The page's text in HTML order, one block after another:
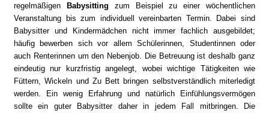
regelmäßigen Babysitting zum Beispiel zu einer wöchentlichen
Veranstaltung bis zum individuell vereinbarten Termin. Dabei sind
Babysitter und Kindermädchen nicht immer fachlich ausgebildet;
häufig bewerben sich vor allem Schülerinnen, Studentinnen oder
auch Renterinnen um den Nebenjob. Die Betreuung ist deshalb ganz
eindeutig nur kurzfristig angelegt, wobei wichtige Tätigkeiten wie
Füttern, Wickeln und Zu Bett bringen selbstverständlich miterledigt
werden. Ein wenig Erfahrung und natürlich Einfühlungsvermögen
sollte ein guter Babysitter daher in jedem Fall mitbringen. Die